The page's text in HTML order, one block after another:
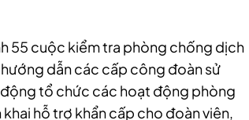
55 cuộc kiểm tra phòng chống dịch
dẫn các cấp công đoàn sử
tổ chức các hoạt động phòng
hỗ trợ khẩn cấp cho đoàn viên,